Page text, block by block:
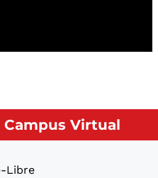
Virtual
Libre